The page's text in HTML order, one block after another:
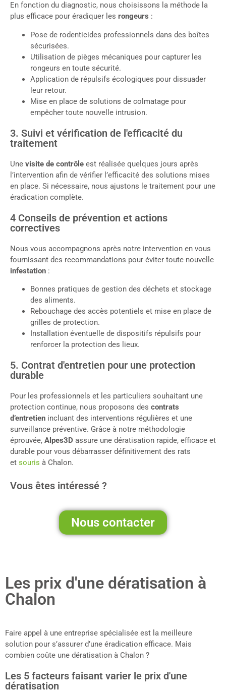
En fonction du diagnostic, nous choisissons la méthode la
plus efficace pour éradiquer les rongeurs :
Pose de rodenticides professionnels dans des boîtes
sécurisées.
Utilisation de pièges mécaniques pour capturer les
rongeurs en toute sécurité.
Application de répulsifs écologiques pour dissuader
leur retour.
Mise en place de solutions de colmatage pour
empêcher toute nouvelle intrusion.
3. Suivi et vérification de l'efficacité du
traitement
Une visite de contrôle est réalisée quelques jours après
l’intervention afin de vérifier l’efficacité des solutions mises
en place. Si nécessaire, nous ajustons le traitement pour une
éradication complète.
4 Conseils de prévention et actions
correctives
Nous vous accompagnons après notre intervention en vous
fournissant des recommandations pour éviter toute nouvelle
infestation :
Bonnes pratiques de gestion des déchets et stockage
des aliments.
Rebouchage des accès potentiels et mise en place de
grilles de protection.
Installation éventuelle de dispositifs répulsifs pour
renforcer la protection des lieux.
5. Contrat d'entretien pour une protection
durable
Pour les professionnels et les particuliers souhaitant une
protection continue, nous proposons des contrats
d’entretien incluant des interventions régulières et une
surveillance préventive. Grâce à notre méthodologie
éprouvée, Alpes3D assure une dératisation rapide, efficace et
durable pour vous débarrasser définitivement des rats
et souris à Chalon.
Vous êtes intéressé ?
Nous contacter
Les prix d'une dératisation à
Chalon
Faire appel à une entreprise spécialisée est la meilleure
solution pour s’assurer d’une éradication efficace. Mais
combien coûte une dératisation à Chalon ?
Les 5 facteurs faisant varier le prix d'une
dératisation